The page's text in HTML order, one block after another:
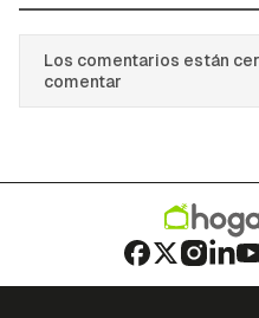
Los comentarios están
comentar